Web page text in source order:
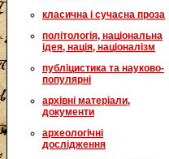
класична і сучасна проза
політологія, національна
ідея, нація, націоналізм
публіцистика та науково-
популярні
архівні матеріали,
документи
археологічні
дослідження